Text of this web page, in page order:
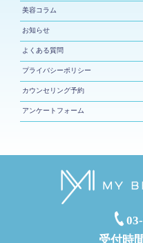
美容コラム
お知らせ
よくある質問
プライバシーポリシー
カウンセリング予約
アンケートフォーム
受付時